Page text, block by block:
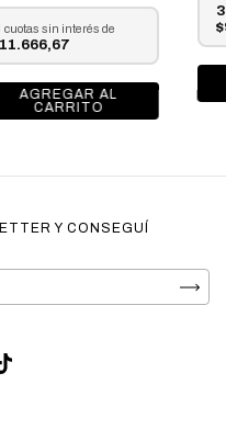
cuotas sin interés de
3
Y CONSEGUÍ